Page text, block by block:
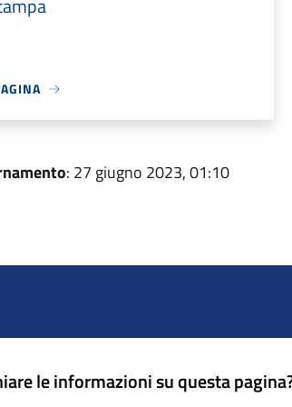
: 27 giugno 2023, 01:10
le informazioni su questa